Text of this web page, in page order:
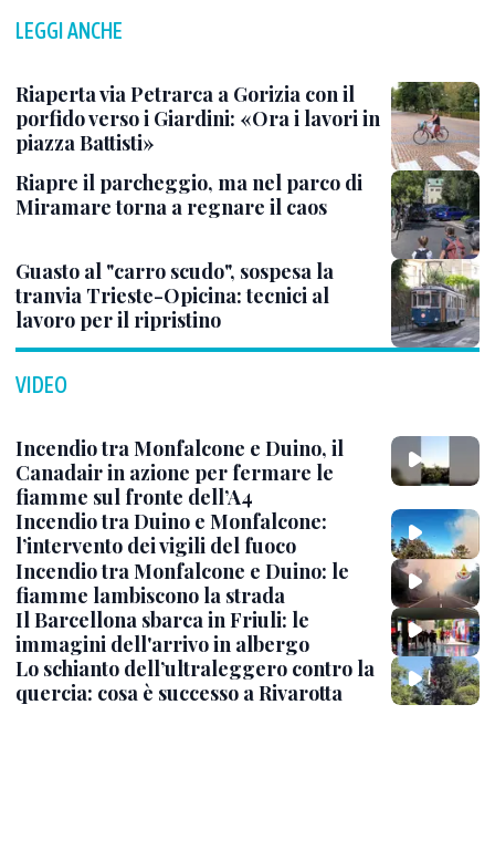
LEGGI ANCHE
Riaperta via Petrarca a Gorizia con il
porfido verso i Giardini: «Ora i lavori in
piazza Battisti»
Riapre il parcheggio, ma nel parco di
Miramare torna a regnare il caos
Guasto al "carro scudo", sospesa la
tranvia Trieste-Opicina: tecnici al
lavoro per il ripristino
VIDEO
Incendio tra Monfalcone e Duino, il
Canadair in azione per fermare le
fiamme sul fronte dell’A4
Incendio tra Duino e Monfalcone:
l’intervento dei vigili del fuoco
Incendio tra Monfalcone e Duino: le
fiamme lambiscono la strada
Il Barcellona sbarca in Friuli: le
immagini dell'arrivo in albergo
Lo schianto dell’ultraleggero contro la
quercia: cosa è successo a Rivarotta